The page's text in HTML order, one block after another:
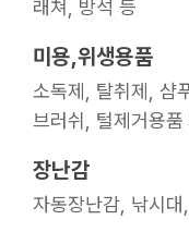
래쳐, 방석 등
미용,위생용품
소독제, 탈취제, 샴
브러쉬, 털제거용품
장난감
자동장난감, 낚시